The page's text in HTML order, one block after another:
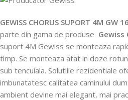
GEWISS CHORUS SUPORT 4M GW
parte din gama de produse Gewiss
suport 4M Gewiss se monteaza
timp. Se monteaza atat in doze
sub tencuiala. Solutiile rezidentiale
imbunatatesc calitatea caminului
ambient devine mai elegant, mai